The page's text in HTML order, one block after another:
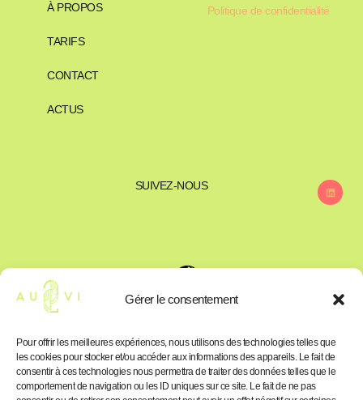
Gérer le consentement
Pour offrir les meilleures expériences, nous utilisons des technologies telles que
les cookies pour stocker et/ou accéder aux informations des appareils. Le fait de
consentir à ces technologies nous permettra de traiter des données telles que le
comportement de navigation ou les ID uniques sur ce site. Le fait de ne pas
À PROPOS
TARIFS
CONTACT
ACTUS
Politique de confidentialité
SUIVEZ-NOUS